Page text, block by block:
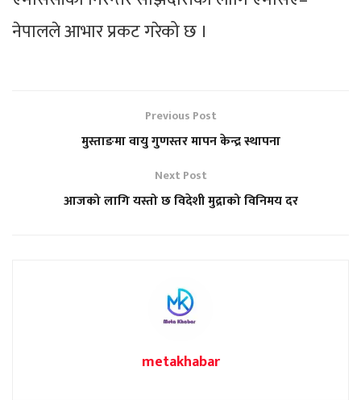
नेपालले आभार प्रकट गरेको छ ।
Previous Post
मुस्ताङमा वायु गुणस्तर मापन केन्द्र स्थापना
Next Post
आजको लागि यस्तो छ विदेशी मुद्राको विनिमय दर
metakhabar